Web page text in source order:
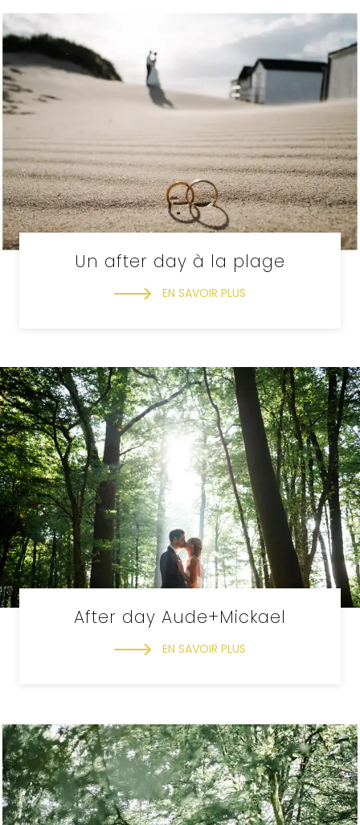
Un after day à la plage
EN SAVOIR PLUS
After day Aude+Mickael
EN SAVOIR PLUS